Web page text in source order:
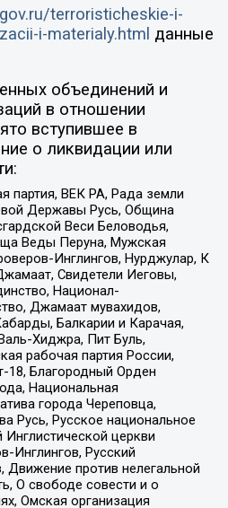
terroristicheskie-i-
i-materialy.html данные
объединений и
в отношении
вступившее в
о ликвидации или
партия, ВЕК РА, Рада земли
Державы Русь, Община
Веси Беловодья,
Веды Перуна, Мужская
Инглингов, Нурджулар, К
Свидетели Иеговы,
Национал-
Джамаат мувахидов,
Балкарии и Карачая,
Хиджра, Пит Буль,
рабочая партия России,
18, Благородный Орден
Национальная
города Череповца,
Русь, Русское национальное
церкви
Инглингов, Русский
против нелегальной
О свободе совести и о
Омская организация